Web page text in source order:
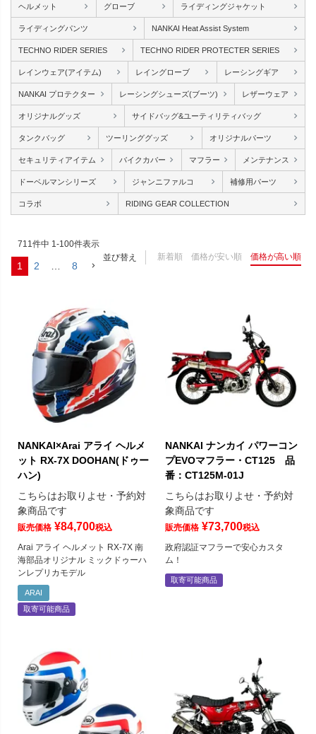
ヘルメット グローブ ライディングジャケット
ライディングパンツ NANKAI Heat Assist System
TECHNO RIDER SERIES TECHNO RIDER PROTECTER SERIES
レインウェア(アイテム) レイングローブ レーシングギア
NANKAI プロテクター レーシングシューズ(ブーツ) レザーウェア
オリジナルグッズ サイドバッグ&ユーティリティバッグ
タンクバッグ ツーリンググッズ オリジナルパーツ
セキュリティアイテム バイクカバー マフラー メンテナンス
ドーベルマンシリーズ ジャンニファルコ 補修用パーツ
コラボ RIDING GEAR COLLECTION
並び替え 新着順 価格が安い順 価格が高い順
711件中 1-100件表示
1 2 … 8
NANKAI×Arai アライ ヘルメ
ット RX-7X DOOHAN(ドゥー
ハン)
こちらはお取りよせ・予約対
象商品です
販売価格 ¥84,700税込
Arai アライ ヘルメット RX-7X 南
海部品オリジナル ミックドゥーハ
ンレプリカモデル
ARAI
取寄可能商品
NANKAI ナンカイ パワーコン
プEVOマフラー・CT125 品
番：CT125M-01J
こちらはお取りよせ・予約対
象商品です
販売価格 ¥73,700税込
政府認証マフラーで安心カスタ
ム！
取寄可能商品